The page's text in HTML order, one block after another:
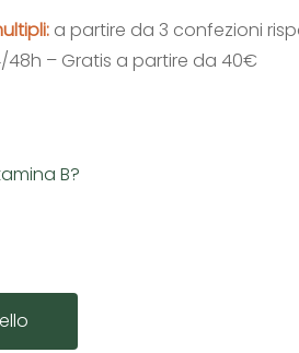
a partire da 3 confezioni
48h – Gratis a partire da 40€
B?